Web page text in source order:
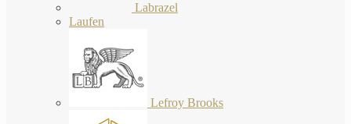
Labrazel
Laufen
Lefroy Brooks